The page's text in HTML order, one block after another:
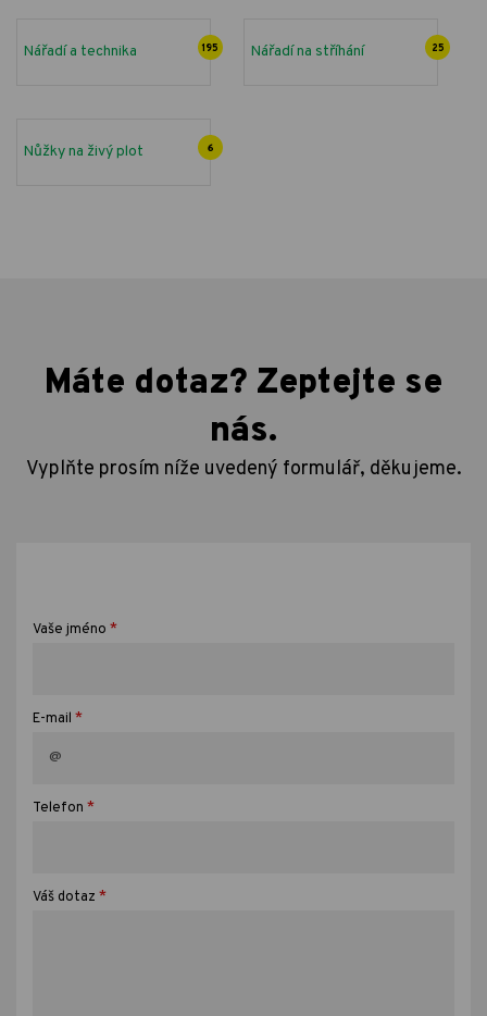
Nářadí a technika 195 Nářadí na stříhání 25
Nůžky na živý plot 6
Máte dotaz? Zeptejte se
nás.
Vyplňte prosím níže uvedený formulář, děkujeme.
Vaše jméno *
E-mail *
Telefon *
Váš dotaz *